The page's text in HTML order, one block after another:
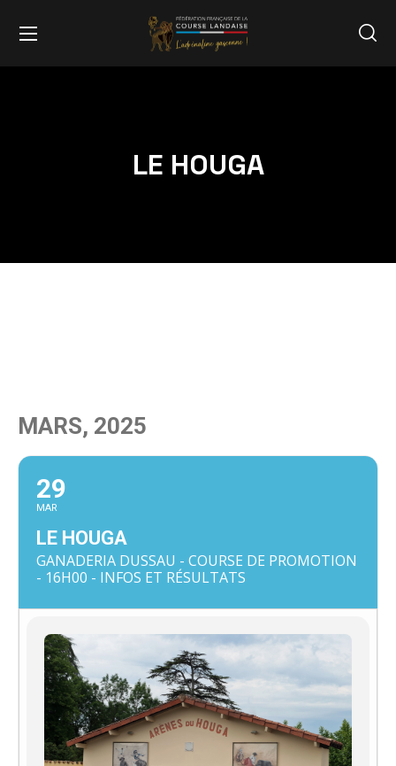
LE HOUGA
MARS, 2025
29
MAR
LE HOUGA
GANADERIA DUSSAU - COURSE DE PROMOTION
- 16H00 - INFOS ET RÉSULTATS